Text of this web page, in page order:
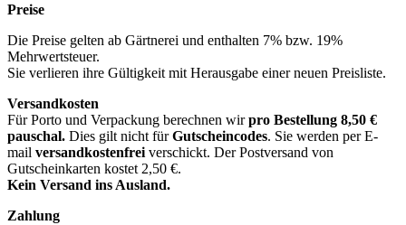
Preise
Die Preise gelten ab Gärtnerei und enthalten 7% bzw. 19%
Mehrwertsteuer.
Sie verlieren ihre Gültigkeit mit Herausgabe einer neuen Preisliste.
Versandkosten
Für Porto und Verpackung berechnen wirpro Bestellung 8,50 €
pauschal. Dies gilt nicht fürGutscheincodes. Sie werden per E-
mail versandkostenfrei verschickt. Der Postversand von
Gutscheinkarten kostet 2,50 €.
Kein Versand ins Ausland.
Zahlung